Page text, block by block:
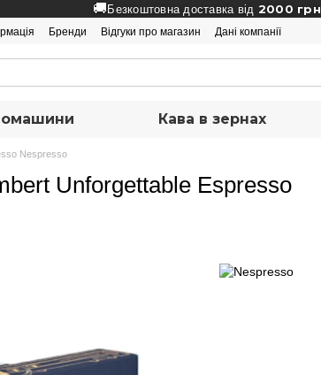
🚚Безкоштовна доставка від 2000 грн
Бренди Відгуки про магазин Дані компанії
Кава в зернах
Nespresso
Unforgettable Espresso